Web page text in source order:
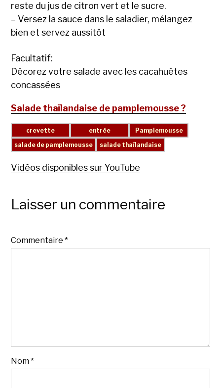
reste du jus de citron vert et le sucre.
– Versez la sauce dans le saladier, mélangez
bien et servez aussitôt
Facultatif:
Décorez votre salade avec les cacahuètes
concassées
Salade thaïlandaise de pamplemousse ?
Vidéos disponibles sur YouTube
Laisser un commentaire
Commentaire*
Nom*